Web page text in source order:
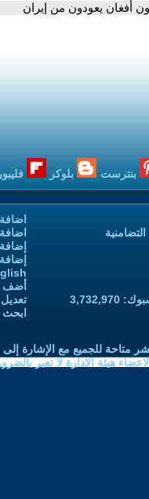
أفغان يعودون من إيران
بنترست بلوكر
أضف
متاحة للجميع مع الإشارة إلى
هيئة الادارة لا تعبر